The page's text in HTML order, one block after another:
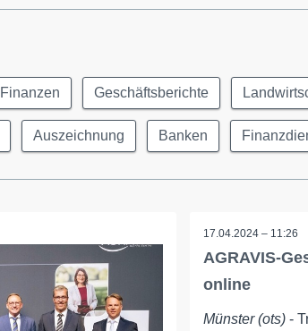
Finanzen Geschäftsberichte
Auszeichnung Banken
17.04.2024 – 11:26
AGRAVIS-
online
Münster (ots)-